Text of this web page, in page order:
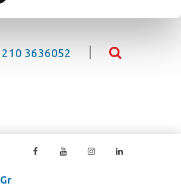
210 3636052
Gr